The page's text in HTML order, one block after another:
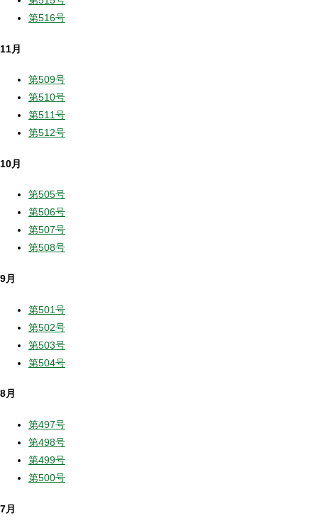
第516号
11月
第509号
第510号
第511号
第512号
10月
第505号
第506号
第507号
第508号
9月
第501号
第502号
第503号
第504号
8月
第497号
第498号
第499号
第500号
7月